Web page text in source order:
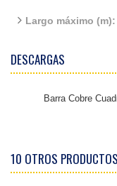
Largo máximo (m):
DESCARGAS
Barra Cobre
10 OTROS